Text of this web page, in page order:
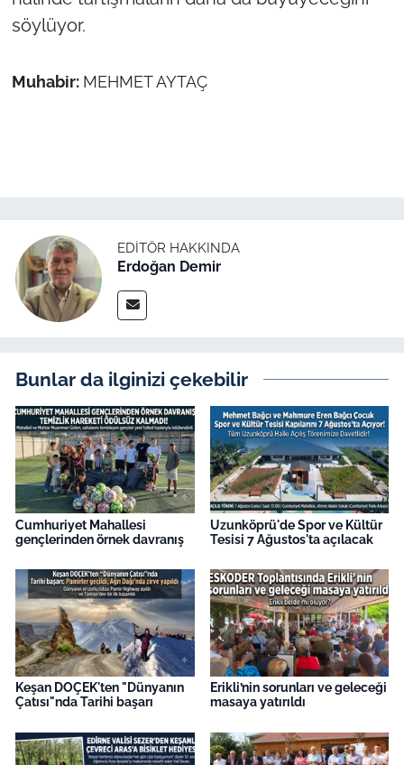
söylüyor.
Muhabir: MEHMET AYTAÇ
EDITÖR HAKKINDA
Erdoğan Demir
Bunlar da ilginizi çekebilir
Cumhuriyet Mahallesi
gençlerinden örnek davranış
Uzunköprü'de Spor ve Kültür
Tesisi 7 Ağustos'ta açılacak
Keşan DOÇEK'ten "Dünyanın
Çatısı"nda Tarihi başarı
Erikli’nin sorunları ve geleceği
masaya yatırıldı